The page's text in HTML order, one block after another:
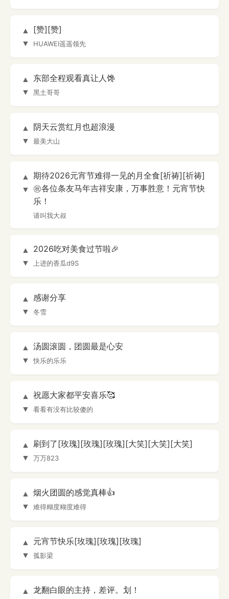
▲
▼
[赞][赞]
HUAWEI遥遥领先
▲
▼
东部全程观看真让人馋
黑土哥哥
▲
▼
阴天云赏红月也超浪漫
最美大山
▲
▼
期待2026元宵节难得一见的月全食[祈祷][祈祷]
㊗️各位条友马年吉祥安康，万事胜意！元宵节快
乐！
请叫我大叔
▲
▼
2026吃对美食过节啦🎉
上进的香瓜d9S
▲
▼
感谢分享
冬雪
▲
▼
汤圆滚圆，团圆最是心安
快乐的乐乐
▲
▼
祝愿大家都平安喜乐🥰
看看有没有比较傻的
▲
▼
刷到了[玫瑰][玫瑰][玫瑰][大笑][大笑][大笑]
万万823
▲
▼
烟火团圆的感觉真棒👍
难得糊度糊度难得
▲
▼
元宵节快乐[玫瑰][玫瑰][玫瑰]
孤影梁
▲
龙翻白眼的主持，差评。划！